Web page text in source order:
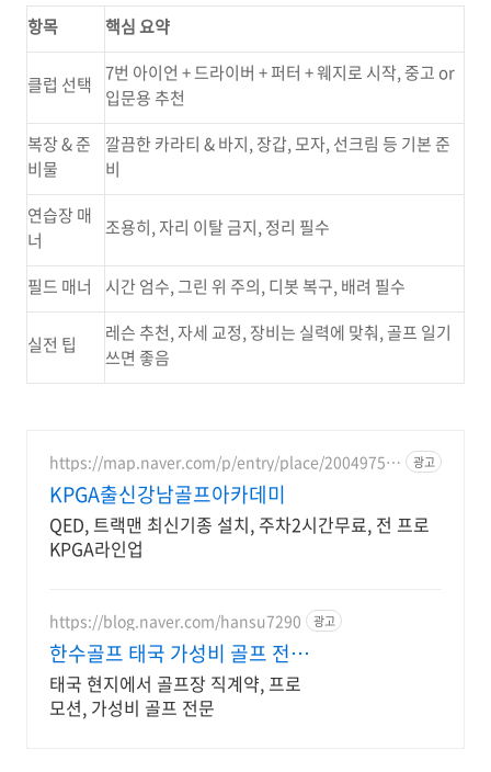
항목 핵심 요약
클럽 선택
7번 아이언 + 드라이버 + 퍼터 + 웨지로 시작, 중고 or
입문용 추천
복장 & 준
비물
깔끔한 카라티 & 바지, 장갑, 모자, 선크림 등 기본 준
비
연습장 매
너
조용히, 자리 이탈 금지, 정리 필수
필드 매너 시간 엄수, 그린 위 주의, 디봇 복구, 배려 필수
실전 팁
레슨 추천, 자세 교정, 장비는 실력에 맞춰, 골프 일기
쓰면 좋음
https://map.naver.com/p/entry/place/20049751
광고
KPGA출신강남골프아카데미
QED, 트랙맨 최신기종 설치, 주차2시간무료, 전 프로
KPGA라인업
https://blog.naver.com/hansu7290 광고
한수골프 태국 가성비 골프 전문
투어
태국 현지에서 골프장 직계약, 프로
모션, 가성비 골프 전문